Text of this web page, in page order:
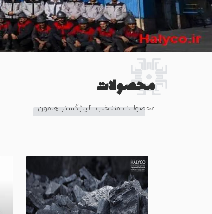
محصولات
محصولات منتخب آلیاژگستر هامون